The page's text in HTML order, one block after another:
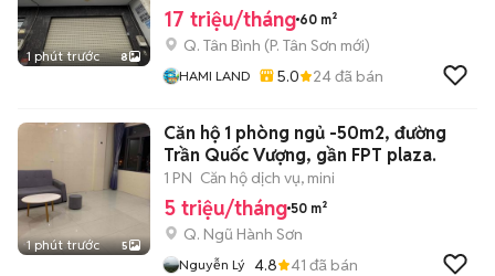
1 phút trước 8
17 triệu/tháng 60 m²
Q. Tân Bình (P. Tân Sơn mới)
HAMI LAND 5.0 24đã bán
1 phút trước 5
Căn hộ 1 phòng ngủ -50m2, đường
Trần Quốc Vượng, gần FPT plaza.
1 PN Căn hộ dịch vụ, mini
5 triệu/tháng 50 m²
Q. Ngũ Hành Sơn
Nguyễn Lý 4.8 41 đã bán